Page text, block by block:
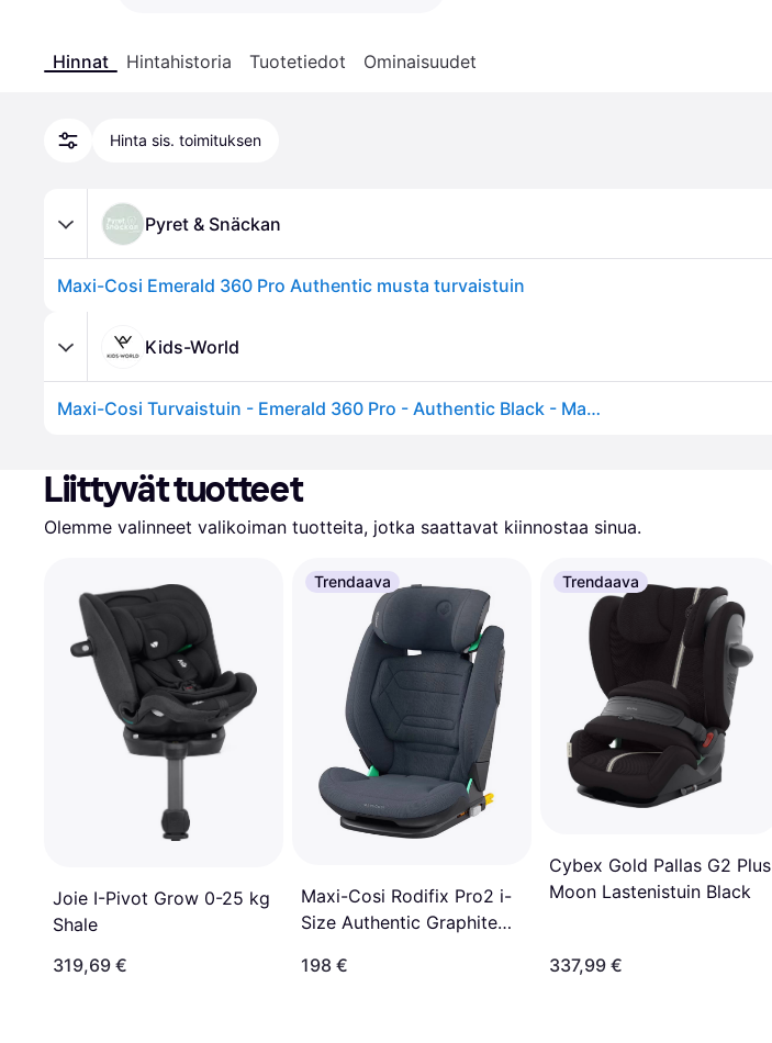
Hinnat Hintahistoria Tuotetiedot Ominaisuudet
Hinta sis. toimituksen
Pyret & Snäckan
Maxi-Cosi Emerald 360 Pro Authentic musta turvaistuin
Kids-World
Maxi-Cosi Turvaistuin - Emerald 360 Pro - Authentic Black - Maxi-Cosi - OneSize - Turvaistuimet
Liittyvät tuotteet
Olemme valinneet valikoiman tuotteita, jotka saattavat kiinnostaa sinua.
Joie I-Pivot Grow 0-25 kg
Shale
319,69 €
Trendaava
Maxi-Cosi Rodifix Pro2 i-
Size Authentic Graphite
198 €
Trendaava
Cybex Gold Pallas G2 Plus
Moon Lastenistuin Black
337,99 €